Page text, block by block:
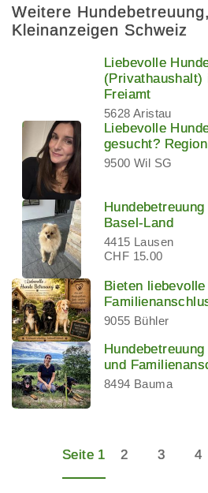
Weitere
Kleinanzeigen Schweiz
Liebevolle
(Privathaushalt)
Freiamt
5628 Aristau
Liebevolle
gesucht?
9500 Wil SG
Basel-Land
4415 Lausen
CHF 15.00
Bieten
9055 Bühler
und
8494 Bauma
Seite 1 2 3 4